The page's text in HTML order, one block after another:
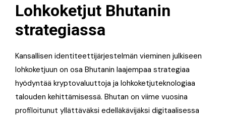
Lohkoketjut Bhutanin
strategiassa
Kansallisen identiteettijärjestelmän vieminen julkiseen
lohkoketjuun on osa Bhutanin laajempaa strategiaa
hyödyntää kryptovaluuttoja ja lohkoketjuteknologiaa
talouden kehittämisessä. Bhutan on viime vuosina
profiloitunut yllättäväksi edelläkävijäksi digitaalisessa